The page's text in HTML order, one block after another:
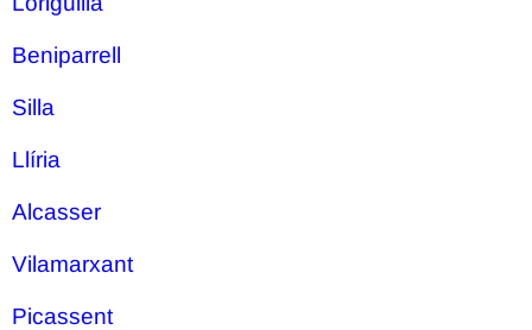
Beniparrell
Silla
Llíria
Alcasser
Vilamarxant
Picassent